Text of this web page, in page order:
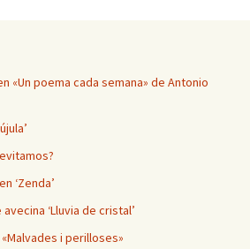
«Un poema cada semana» de Antonio
‘Zenda’
‘Lluvia de cristal’
i perilloses»